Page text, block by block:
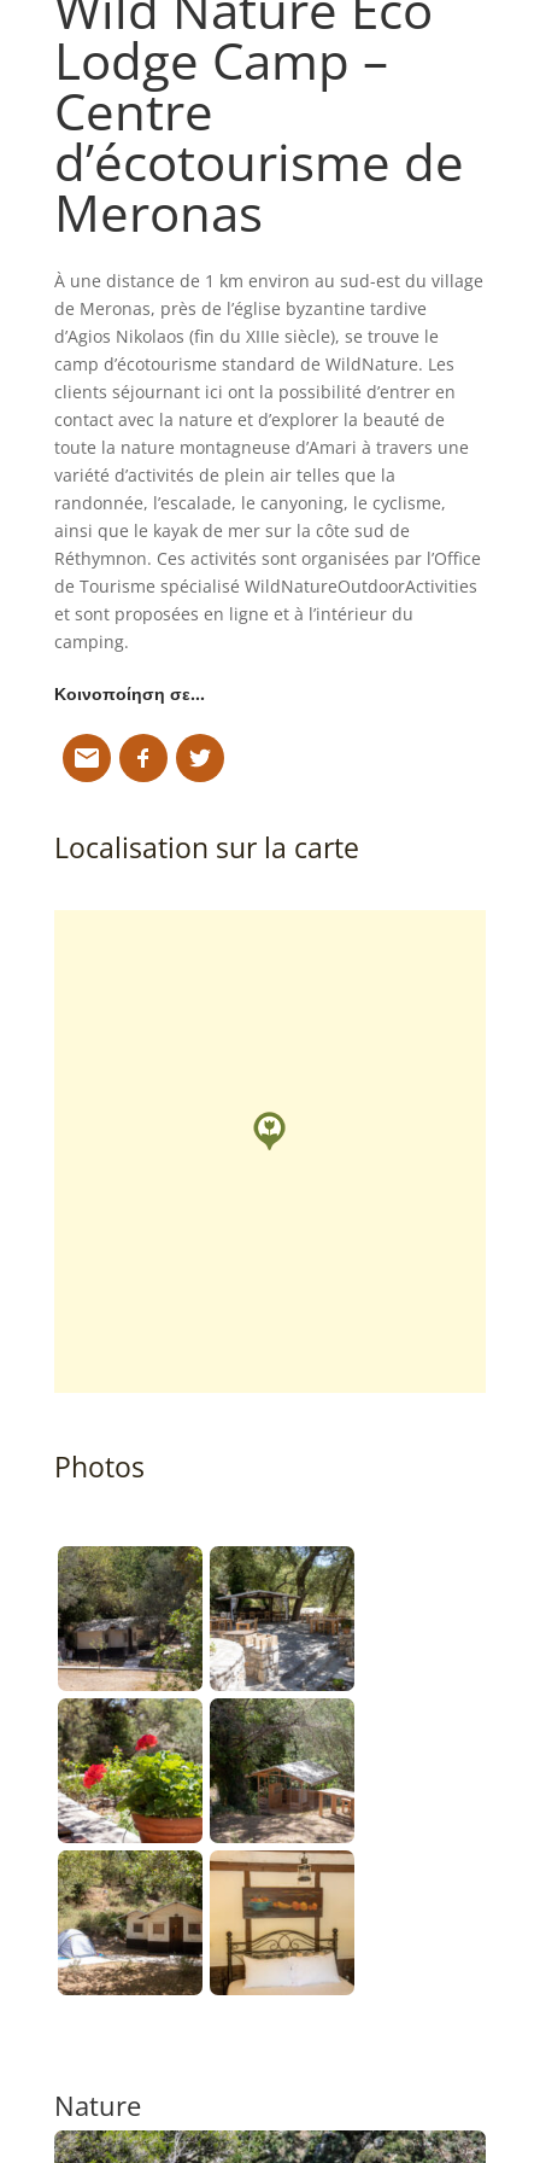
Lodge Camp –
Centre
d’écotourisme de
Meronas
À une distance de 1 km environ au sud-est du village
de Meronas, près de l’église byzantine tardive
d’Agios Nikolaos (fin du XIIIe siècle), se trouve le
camp d’écotourisme standard de WildNature. Les
clients séjournant ici ont la possibilité d’entrer en
contact avec la nature et d’explorer la beauté de
toute la nature montagneuse d’Amari à travers une
variété d’activités de plein air telles que la
randonnée, l’escalade, le canyoning, le cyclisme,
ainsi que le kayak de mer sur la côte sud de
Réthymnon. Ces activités sont organisées par l’Office
de Tourisme spécialisé WildNatureOutdoorActivities
et sont proposées en ligne et à l’intérieur du
camping.
Κοινοποίηση σε…
Localisation sur la carte
Photos
Nature